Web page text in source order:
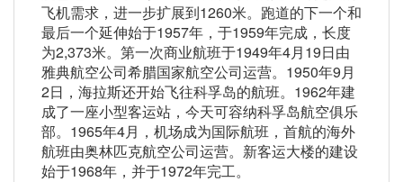
飞机需求，进一步扩展到1260米。跑道的下一个和
最后一个延伸始于1957年，于1959年完成，长度
为2,373米。第一次商业航班于1949年4月19日由
雅典航空公司希腊国家航空公司运营。1950年9月
2日，海拉斯还开始飞往科孚岛的航班。1962年建
成了一座小型客运站，今天可容纳科孚岛航空俱乐
部。1965年4月，机场成为国际航班，首航的海外
航班由奥林匹克航空公司运营。新客运大楼的建设
始于1968年，并于1972年完工。